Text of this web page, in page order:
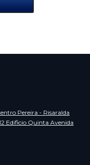
Pereira - Risaralda
Edificio Quinta Avenida